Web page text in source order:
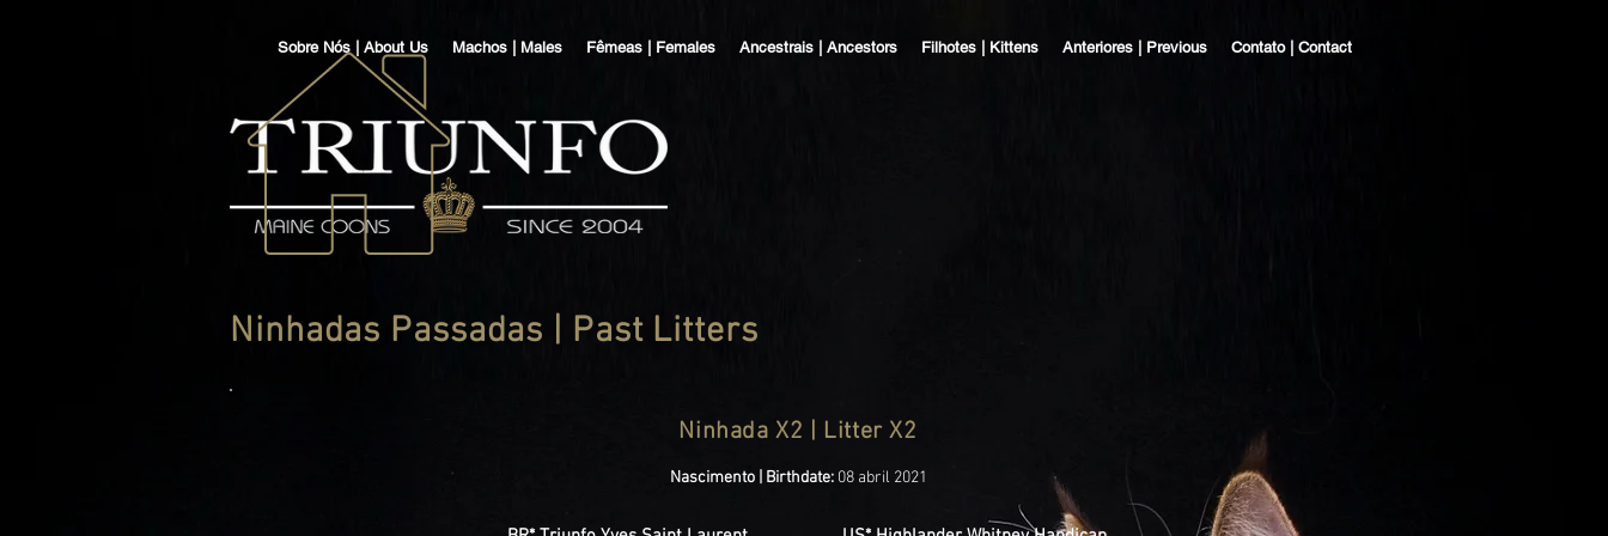
Sobre Nós | About Us Machos | Males Fêmeas | Females Ancestrais | Ancestors Filhotes | Kittens Anteriores | Previous Contato | Contact
Ninhadas Passadas | Past Litters
Ninhada X2 | Litter X2
Nascimento | Birthdate: 08 abril 2021